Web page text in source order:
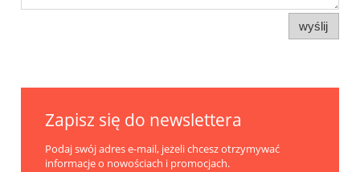
wyślij
Zapisz się do newslettera
Podaj swój adres e-mail, jeżeli chcesz otrzymywać
informacje o nowościach i promocjach.